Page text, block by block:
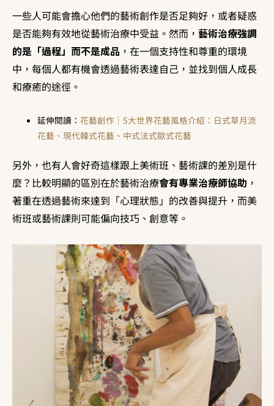
一些人可能會擔心他們的藝術創作是否足夠好，或者疑惑
是否能夠有效地從藝術治療中受益。然而， 藝術治療強調
的是「過程」而不是成品 ，在一個支持性和尊重的環境
中，每個人都有機會透過藝術表達自己，並找到個人成長
和療癒的途徑。
延伸閱讀：花藝創作｜5大世界花藝風格介紹：日式草月流
花藝、現代韓式花藝、中式法式歐式花藝
另外，也有人會好奇這樣跟上美術班、藝術課的差別是什
麼？比較明顯的區別在於藝術治療會有專業治療師協助 ，
著重在透過藝術來達到「心理狀態」的改善與提升，而美
術班或藝術課則可能偏向技巧、創意等。